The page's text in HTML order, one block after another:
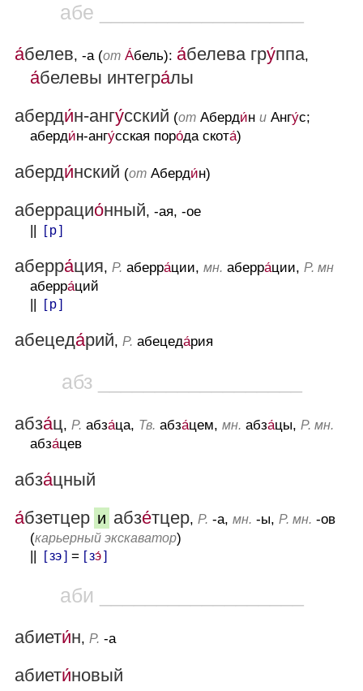
абе __________________
а́белев, -а (от А́бель): а́белева гру́ппа,
а́белевы интегра́лы
аберди́н-ангу́сский (от Аберди́н и Ангу́с;
аберди́н-ангу́сская поро́да скота́)
аберди́нский (от Аберди́н)
аберрацио́нный, -ая, -ое
[ р ]
аберра́ция, Р. аберра́ции, мн. аберра́ции, Р. мн
аберра́ций
[ р ]
абецеда́рий, Р. абецеда́рия
абз __________________
абза́ц, Р. абза́ца, Тв. абза́цем, мн. абза́цы, Р. мн.
абза́цев
абза́цный
а́бзетцер и абзе́тцер, Р. -а, мн. -ы, Р. мн. -ов
(карьерный экскаватор)
[ зэ ] = [ зэ́]
аби __________________
абиети́н, Р. -а
абиети́новый